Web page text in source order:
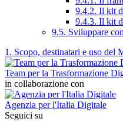
9.4.2. Il kit
9.4.3. Il kit
9.5. Sviluppare
1. Scopo, destinatari e uso del
Team per la Trasformazione
in collaborazione con
Agenzia per l'Italia Digitale
Seguici su